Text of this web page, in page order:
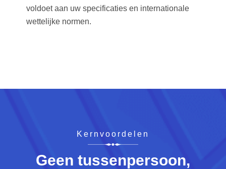
voldoet aan uw specificaties en internationale
wettelijke normen.
Kernvoordelen
Geen tussenpersoon,